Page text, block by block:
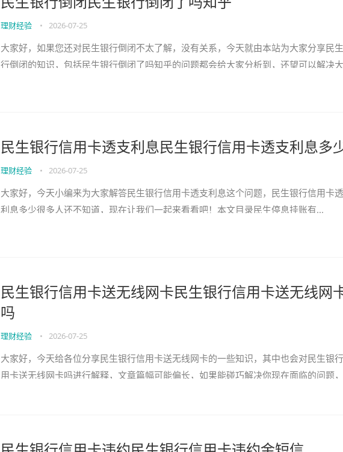
理财经验 • 2026-07-25
大家好，如果您还对民生银行倒闭不太了解，没有关系，今天就由本站为大家分享民
行倒闭的知识，包括民生银行倒闭了吗知乎的问题都会给大家分析到，还望可以解决
民生银行信用卡透支利息民生银行信用卡透支利息多
理财经验 • 2026-07-25
大家好，今天小编来为大家解答民生银行信用卡透支利息这个问题，民生银行信用卡
利息多少很多人还不知道，现在让我们一起来看看吧！本文目录民生停息挂账有...
民生银行信用卡送无线网卡民生银行信用卡送无线网
吗
理财经验 • 2026-07-25
大家好，今天给各位分享民生银行信用卡送无线网卡的一些知识，其中也会对民生银
用卡送无线网卡吗进行解释，文章篇幅可能偏长，如果能碰巧解决你现在面临的问题